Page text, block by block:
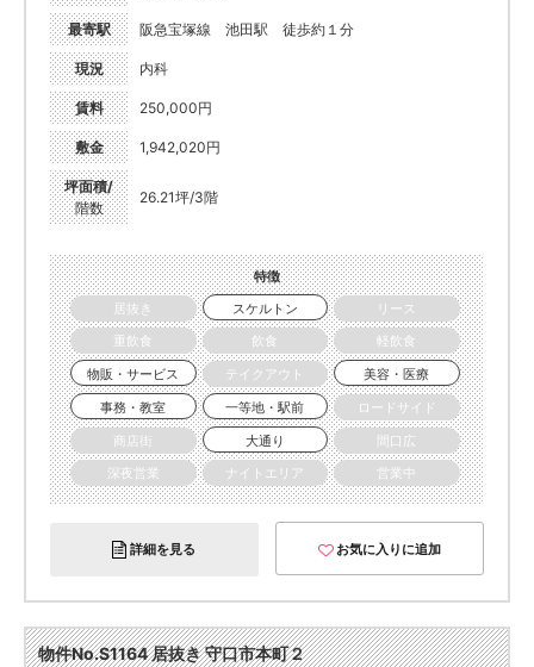
最寄駅 阪急宝塚線 池田駅 徒歩約１分
現況 内科
賃料 250,000円
敷金 1,942,020円
坪面積/
階数
26.21坪/3階
特徴
居抜き
スケルトン
リース
重飲食
飲食
軽飲食
物販・サービス
テイクアウト
美容・医療
事務・教室
一等地・駅前
ロードサイド
商店街
大通り
間口広
深夜営業
ナイトエリア 営業中
詳細を見る お気に入りに追加
物件No.S1164 居抜き 守口市本町２